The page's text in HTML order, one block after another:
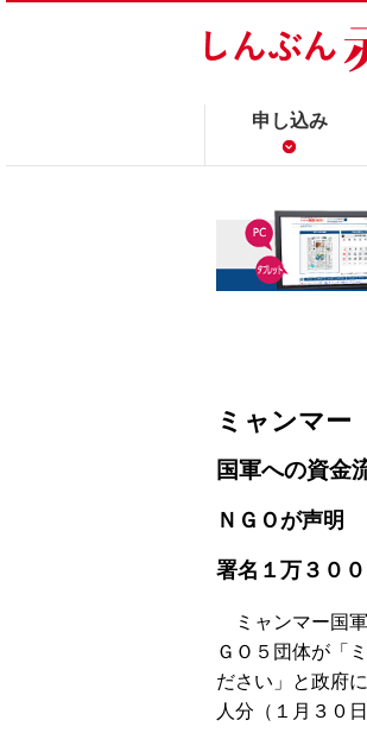
申し込み
ミャンマ
国軍への資金
ＮＧＯが声明
署名１万３０
ミャンマー国軍
ＧＯ５団体が「
ださい」と政府
人分（１月３０